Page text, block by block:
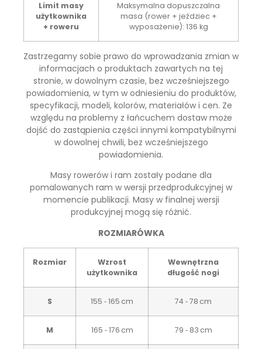
Limit masy
użytkownika
+ roweru
Maksymalna dopuszczalna
masa (rower + jeździec +
wyposażenie): 136 kg
Zastrzegamy sobie prawo do wprowadzania zmian w
informacjach o produktach zawartych na tej
stronie, w dowolnym czasie, bez wcześniejszego
powiadomienia, w tym w odniesieniu do produktów,
specyfikacji, modeli, kolorów, materiałów i cen. Ze
względu na problemy z łańcuchem dostaw może
dojść do zastąpienia części innymi kompatybilnymi
w dowolnej chwili, bez wcześniejszego
powiadomienia.
Masy rowerów i ram zostały podane dla
pomalowanych ram w wersji przedprodukcyjnej w
momencie publikacji. Masy w finalnej wersji
produkcyjnej mogą się różnić.
ROZMIARÓWKA
Rozmiar
Wzrost
użytkownika
Wewnętrzna
długość nogi
S 155 ‑ 165 cm 74 ‑ 78 cm
M 165 ‑ 176 cm 79 ‑ 83 cm